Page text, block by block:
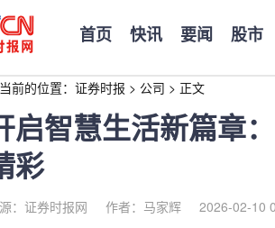
首页 快讯 要闻 股市
前的位置： 证券时报 > 公司 > 正文
启智慧生活新篇章
彩
：证券时报网 作者：马家辉 2026-02-10